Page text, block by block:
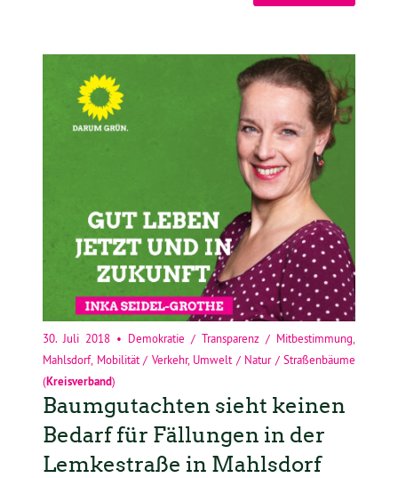
30. Juli 2018 • Demokratie / Transparenz / Mitbestimmung
Mahlsdorf, Mobilität / Verkehr, Umwelt / Natur / Straßenbäume
(Kreisverband)
Baumgutachten sieht keinen
Bedarf für Fällungen in der
Lemkestraße in Mahlsdorf